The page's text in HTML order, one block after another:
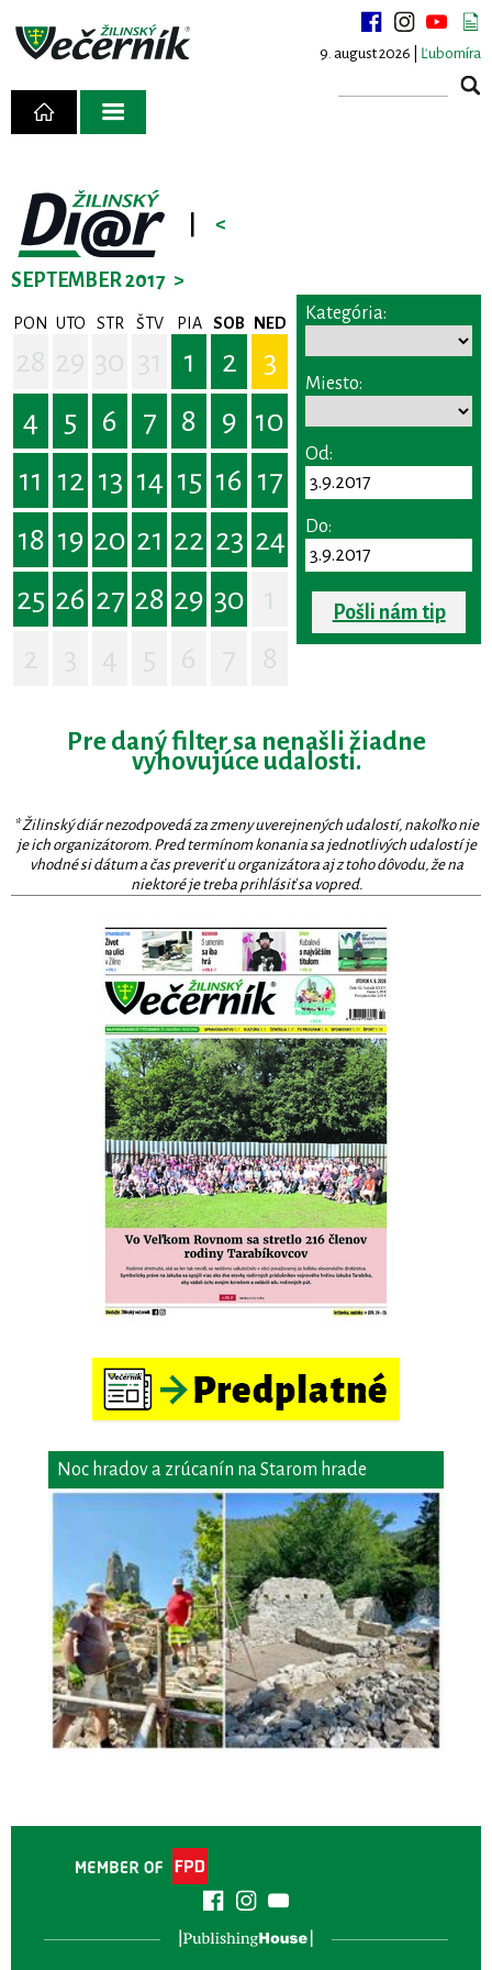
9. august 2026 | Ľubomíra
<
SEPTEMBER 2017 >
PON UTO STR ŠTV PIA SOB NED
1 2
3
4
5 6 7 8 9 10
11 12 13 14 15 16 17
18 19 20 21 22 23 24
25 26 27 28 29 30
Kategória:
Miesto:
Od:
Do:
Pošli nám tip
Pre daný filter sa nenašli žiadne
vyhovujúce udalosti.
* Žilinský diár nezodpovedá za zmeny uverejnených udalostí, nakoľko nie
je ich organizátorom. Pred termínom konania sa jednotlivých udalostí je
vhodné si dátum a čas preveriť u organizátora aj z toho dôvodu, že na
niektoré je treba prihlásiť sa vopred.
Noc hradov a zrúcanín na Starom hrade